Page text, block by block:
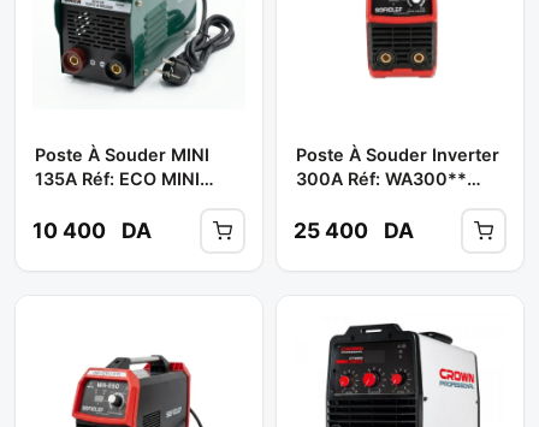
Poste À Souder MINI
135A Réf: ECO MINI
10 400 DA
Poste À Souder Inverter
300A Réf: WA300**
25 400 DA